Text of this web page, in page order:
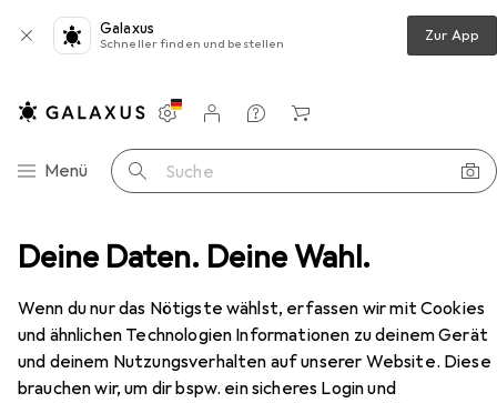
Deine Daten. Deine Wahl.
Wenn du nur das Nötigste wählst, erfassen wir mit Cookies
und ähnlichen Technologien Informationen zu deinem Gerät
und deinem Nutzungsverhalten auf unserer Website. Diese
brauchen wir, um dir bspw. ein sicheres Login und
Galaxus
Schneller finden und bestellen Zur App
Navigation nach Kategorien
Menü Suche
Einstellungen
Kundenkonto
Vergleichslisten
Merklisten
Warenkorb
Kleber Klebeband 3M Klebeband GPH060GF
EUR
35,94 1,09/1m
3M Klebeband GPH060GF